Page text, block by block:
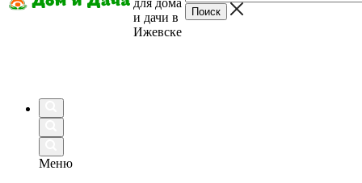
для дома
и дачи в
Ижевске
Меню